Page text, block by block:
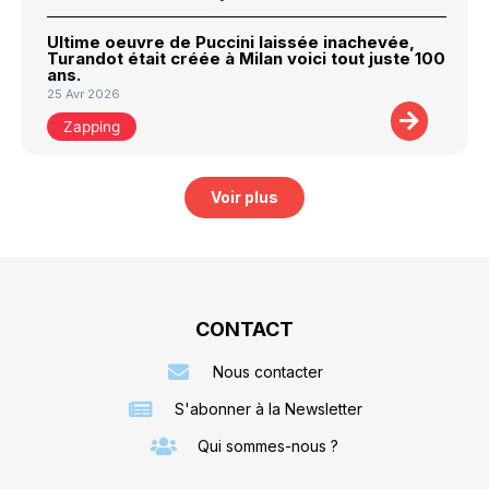
Ultime oeuvre de Puccini laissée inachevée,
Turandot était créée à Milan voici tout juste 100
ans.
25 Avr 2026
Zapping
Voir plus
CONTACT
Nous contacter
S'abonner à la Newsletter
Qui sommes-nous ?